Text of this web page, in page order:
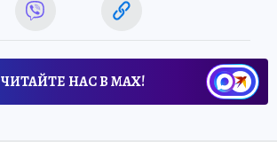
ЧИТАЙТЕ НАС В МАХ!